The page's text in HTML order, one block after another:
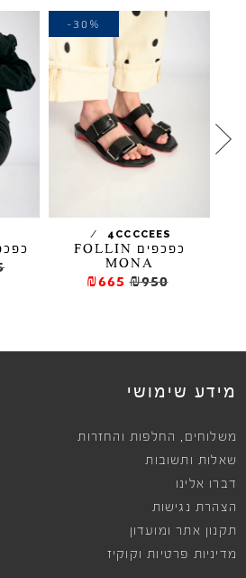
כפכפים FOLLIN
VICENZA
כפכפי עקב PARATY
₪495
מידע שימושי
משלוחים , החלפות והחזרות
שאלות ותשובות
דברו אלינו
הצהרת נגישות
תקנון אתר ומועדון
מדיניות פרטיות וקוקיז